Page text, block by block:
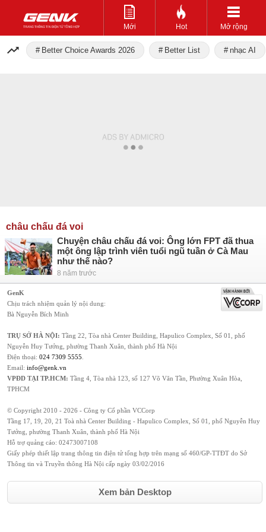
Mới Hot Mở rộng
Better Choice Awards 2026 Better List nhạc AI
châu chấu đá voi
Chuyện châu chấu đá voi: Ông lớn FPT đã thua
một ông lập trình viên tuổi ngũ tuần ở Cà Mau
như thế nào?
8 năm trước
GenK
Chịu trách nhiệm quản lý nội dung:
Bà Nguyễn Bích Minh
TRỤ SỞ HÀ NỘI: Tầng 22, Tòa nhà Center Building, Hapulico Complex, Số 01, phố
Nguyễn Huy Tưởng, phường Thanh Xuân, thành phố Hà Nội
Điện thoại: 024 7309 5555
Email: info@genk.vn
VPĐD TẠI TP.HCM: Tầng 4, Tòa nhà 123, số 127 Võ Văn Tần, Phường Xuân Hòa,
TPHCM
© Copyright 2010 - 2026 - Công ty Cổ phần VCCorp
Tầng 17, 19, 20, 21 Toà nhà Center Building - Hapulico Complex, Số 01, phố Nguyễn Huy
Tưởng, phường Thanh Xuân, thành phố Hà Nội
Hỗ trợ quảng cáo: 02473007108
Giấy phép thiết lập trang thông tin điện tử tổng hợp trên mạng số 460/GP-TTĐT do Sở
Thông tin và Truyền thông Hà Nội cấp ngày 03/02/2016
Xem bản Desktop